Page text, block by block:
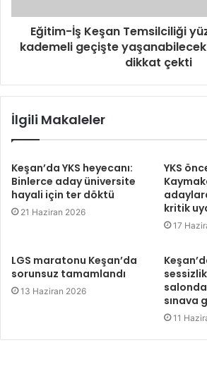
Eğitim-İş Keşan Temsilciliği
kademeli geçişte
dikkat çekti
İlgili Makaleler
Keşan’da YKS heyecanı:
Binlerce aday üniversite
hayali için ter döktü
21 Haziran 2026
YKS
kritik
17
LGS maratonu Keşan’da
sorunsuz tamamlandı
13 Haziran 2026
sınava
11